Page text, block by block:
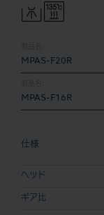
MPAS-F20R
MPAS-F16R
仕様
ヘッド
ギア比